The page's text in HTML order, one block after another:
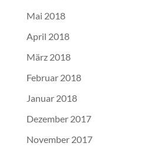
Mai 2018
April 2018
März 2018
Februar 2018
Januar 2018
Dezember 2017
November 2017